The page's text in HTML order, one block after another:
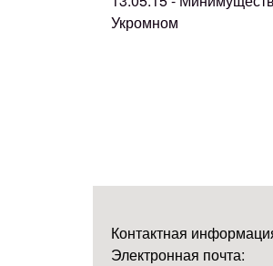
Укромном
Контактная
Электронная почта: